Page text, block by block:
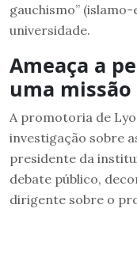
gauchismo”
universidade.
Ameaça a
uma
A promotoria de
investigação sobre
presidente da
debate público,
dirigente sobre o